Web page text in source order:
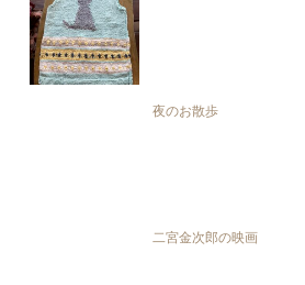
夜のお散歩
二宮金次郎の映画